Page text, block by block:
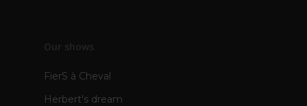
Our shows
FierS à Cheval
Herbert's dream